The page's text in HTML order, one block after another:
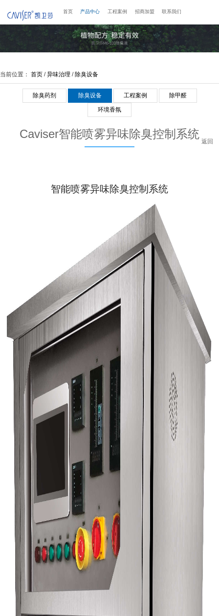
首页 产品中心 工程案例 招商加盟 联系我们
当前位置： 首页 /异味治理 / 除臭设备
除臭药剂 除臭设备 工程案例 除甲醛
环境香氛
Caviser智能喷雾异味除臭控制系统
返回
智能喷雾异味除臭控制系统